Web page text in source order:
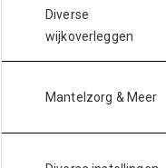
Diverse
wijkoverleggen
Mantelzorg & Meer